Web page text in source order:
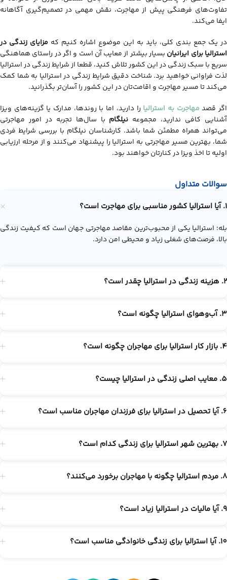
تفاوت‌های فرهنگی پیش از مهاجرت، نقش مهمی در تصمیم‌گیری آگاهانه
ایفا می‌کند.
در یک جمع بندی کلی، باید به این موضوع اشاره کنیم که مزایای زندگی در
استرالیابرای ایرانیان بسیار بیشتر از معایب آن است و اگر در راستای هماهنگی
سریع با سبک زندگی در این کشور تلاش کنید، قطعا از شرایط زندگی در استرالیا
لذت فراوانی خواهید برد. شناخت دقیق شرایط زندگی در استرالیا به شما کمک
می‌کند تا مسیر مهاجرت و اقامت‌تان در این کشور را آسان‌تر بگذرانید.
اگر قصد مهاجرت به استرالیا را دارید، اما با روندها، مدارک یا گزینه‌های ویزا
آشنایی کافی ندارید، مجموعه نیلگام با سال‌ها تجربه در امور مهاجرتی
می‌تواند همراه مطمئن شما باشد. کارشناسان نیلگام با بررسی شرایط فردی
شما، بهترین مسیر مهاجرتی به استرالیا را پیشنهاد می‌کنند و از مرحله ارزیابی
اولیه تا اخذ ویزا در کنارتان خواهند بود.
سوالات متداول
1. آیا استرالیا کشور مناسبی برای مهاجرت است؟
بله؛ استرالیا یکی از محبوب‌ترین مقاصد مهاجرتی جهان است که کیفیت زندگی
بالا، فرصت‌های شغلی زیاد و محیطی امن دارد.
2. هزینه زندگی در استرالیا چقدر است؟
3. آب‌وهوای استرالیا چگونه است؟
4. بازار کار استرالیا برای مهاجران چگونه است؟
5. معایب اصلی زندگی در استرالیا چیست؟
6. آیا تحصیل در استرالیا برای فرزندان مهاجران مناسب است؟
7. بهترین شهر استرالیا برای زندگی کدام است؟
8. مردم استرالیا چگونه با مهاجران برخورد می‌کنند؟
9. آیا مالیات در استرالیا زیاد است؟
10. آیا استرالیا برای زندگی خانوادگی مناسب است؟